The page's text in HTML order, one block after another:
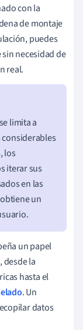
con la
de montaje
puedes
necesidad de
real.
limita a
los
iterar sus
en las
un
un papel
desde la
hasta el
. Un
datos